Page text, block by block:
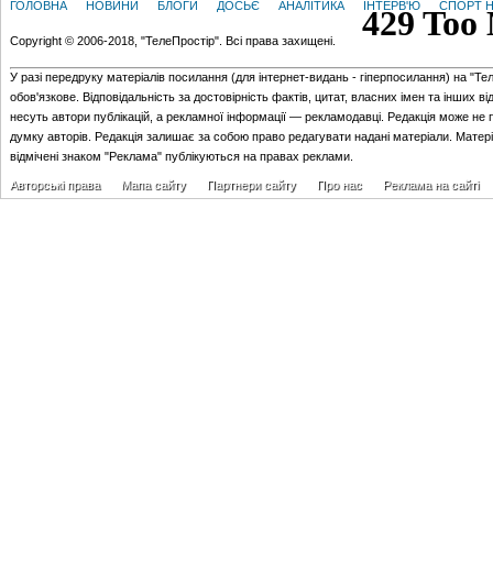
ГОЛОВНА НОВИНИ БЛОГИ ДОСЬЄ АНАЛІТИКА ІНТЕРВ'Ю СПОРТ
Copyright © 2006-2018, "ТелеПростір". Всі права захищені.
У разі передруку матеріалів посилання (для iнтернет-видань - гiперпосилання) на
обов'язкове. Відповідальність за достовірність фактів, цитат, власних імен та інших
несуть автори публікацій, а рекламної інформації — рекламодавці. Редакція може не
думку авторів. Редакція залишає за собою право редагувати надані матеріали.
відмічені знаком "Реклама" публікуються на правах реклами.
Авторські права Мапа сайту Партнери сайту Про нас Реклама на сайті